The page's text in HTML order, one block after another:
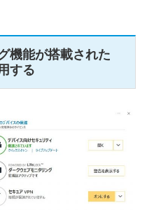
機能が搭載された
する